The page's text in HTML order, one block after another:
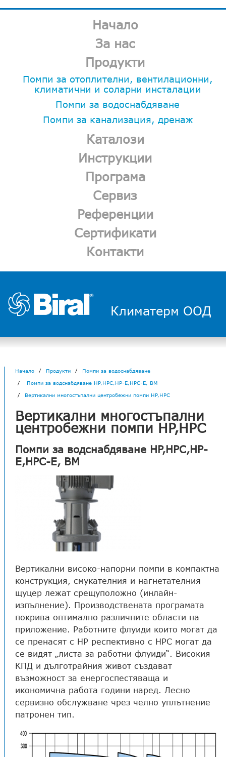
Начало
За нас
Продукти
Помпи за отоплителни, вентилационни,
климатични и соларни инсталации
Помпи за водоснабдяване
Помпи за канализация, дренаж
Каталози
Инструкции
Програма
Сервиз
Референции
Сертификати
Контакти
Климатерм ООД
Начало Продукти
Помпи за водоснабдяване
Помпи за водснабдяване HP,HPC,HP-E,HPC-E, BM
Вертикални многостъпални центробежни помпи HP,HPC
Вертикални многостъпални
центробежни помпи HP,HPC
Помпи за водснабдяване HP,HPC,HP-
E,HPC-E, BM
Вертикални високо-напорни помпи в компактна
конструкция, смукателния и нагнетателния
щуцер лежат срещуположно (инлайн-
изпълнение). Производствената програмата
покрива оптимално различните области на
приложение. Работните флуиди които могат да
се пренасят с HP респективно с HPC могат да
се видят „листа за работни флуиди“. Високия
КПД и дълготрайния живот създават
възможност за енергоспестяваща и
икономична работа години наред. Лесно
сервизно обслужване чрез челно уплътнение
патронен тип.